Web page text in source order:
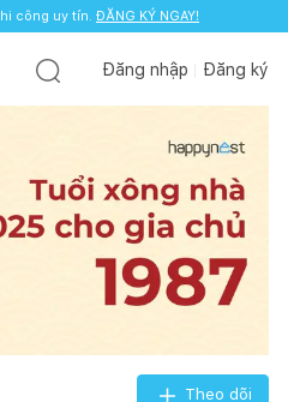
công uy tín. ĐĂNG KÝ NGAY!
Đăng nhập Đăng ký
Theo dõi